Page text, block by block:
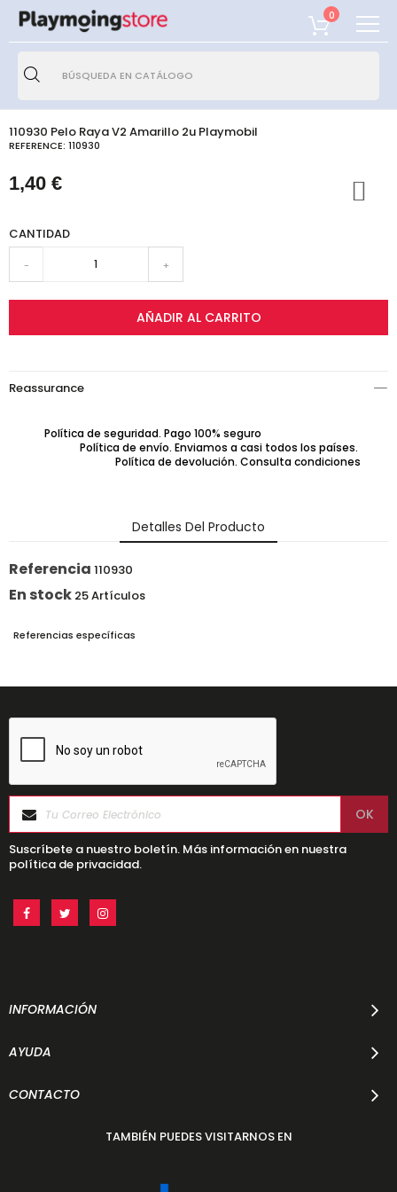
0
110930 Pelo Raya V2 Amarillo 2u Playmobil
REFERENCE: 110930
1,40 €
CANTIDAD
- +
AÑADIR AL CARRITO
Reassurance
Política de seguridad. Pago 100% seguro
Política de envío. Enviamos a casi todos los países.
Política de devolución. Consulta condiciones
Detalles Del Producto
Referencia 110930
En stock 25 Artículos
Referencias específicas
Suscríbete a nuestro boletín. Más información en nuestra
política de privacidad.
INFORMACIÓN
AYUDA
CONTACTO
TAMBIÉN PUEDES VISITARNOS EN